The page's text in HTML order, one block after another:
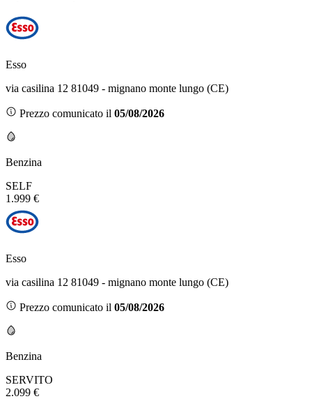
Esso
via casilina 12 81049 - mignano monte lungo (CE)
Prezzo comunicato il 05/08/2026
Benzina
SELF
1.999 €
Esso
via casilina 12 81049 - mignano monte lungo (CE)
Prezzo comunicato il 05/08/2026
Benzina
SERVITO
2.099 €